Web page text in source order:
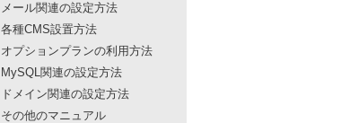
メール関連の設定方法
各種CMS設置方法
オプションプランの利用方法
MySQL関連の設定方法
ドメイン関連の設定方法
その他のマニュアル